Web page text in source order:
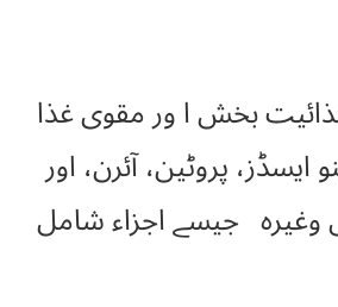
بخش ا ور مقوی غذا
ایسڈز، پروٹین، آئرن، اور
وغیرہ جیسے اجزاء شامل